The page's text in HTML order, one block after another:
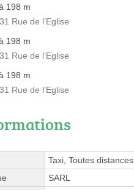
198 m
Rue de l’Eglise
198 m
Rue de l’Eglise
198 m
Rue de l’Eglise
Taxi, Toutes distances
SARL